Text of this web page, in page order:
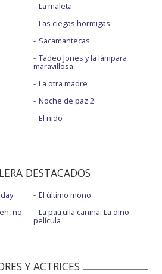
La maleta
Las ciegas hormigas
Sacamantecas
Tadeo Jones y la lámpara
maravillosa
La otra madre
Noche de paz 2
El nido
DESTACADOS
no
El último mono
La patrulla canina: La dino
película
Y ACTRICES